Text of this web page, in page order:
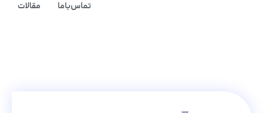
تماس با ما
مقالات